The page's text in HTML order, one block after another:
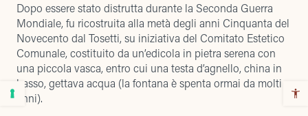
Dopo essere stato distrutta durante la Seconda Guerra
Mondiale, fu ricostruita alla metà degli anni Cinquanta del
Novecento dal Tosetti, su iniziativa del Comitato Estetico
Comunale, costituito da un’edicola in pietra serena con
una piccola vasca, entro cui una testa d’agnello, china in
basso, gettava acqua (la fontana è spenta ormai da molti
anni).